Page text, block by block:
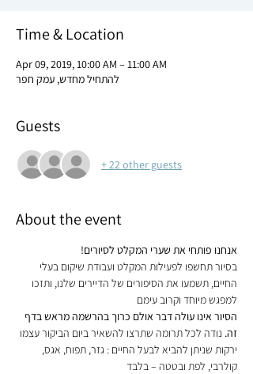
Time & Location
Apr 09, 2019, 10:00 AM – 11:00 AM
להתחיל מחדש, עמק חפר
Guests
+ 22 other guests
About the event
אנחנו פותחי את שערי המקלט לסיורים!
בסיור תחשפו לפעילות המקלט ועבודת שיקום בעלי
החיים, תשמעו את הסיפורים של הדיירים שלנו, ותזכו
למפגש מיוחד וקרוב עימם
הסיור אינו עולה דבר אולם כרוך בהרשמה מראש בדף
זה. נודה לכל תרומה שתרצו להשאיר ביום הביקור עצמו
ירקות שניתן להביא לבעל החיים : גזר, תפוח, אגס,
קולרבי, לפת ובטטה – בלבד